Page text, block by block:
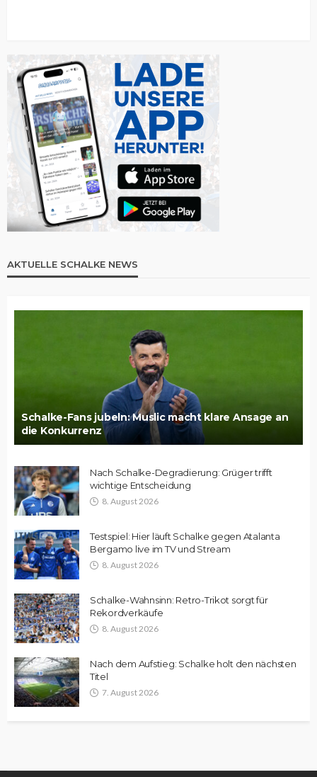
AKTUELLE SCHALKE NEWS
Schalke-Fans jubeln: Muslic macht klare Ansage an
die Konkurrenz
Nach Schalke-Degradierung: Grüger trifft
wichtige Entscheidung
8. August 2026
Testspiel: Hier läuft Schalke gegen Atalanta
Bergamo live im TV und Stream
8. August 2026
Schalke-Wahnsinn: Retro-Trikot sorgt für
Rekordverkäufe
8. August 2026
Nach dem Aufstieg: Schalke holt den nächsten
Titel
7. August 2026